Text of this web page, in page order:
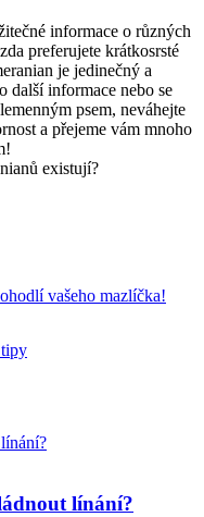
informace⁣ o různých
preferujete krátkosrsté
​je jedinečný a
další informace ​nebo se
psem, neváhejte
‍a přejeme vám ‍mnoho
vašeho mazlíčka!
línání?